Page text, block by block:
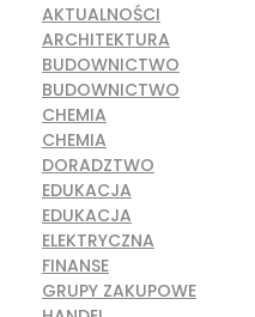
AKTUALNOŚCI
ARCHITEKTURA
BUDOWNICTWO
BUDOWNICTWO
CHEMIA
CHEMIA
DORADZTWO
EDUKACJA
EDUKACJA
ELEKTRYCZNA
FINANSE
GRUPY ZAKUPOWE